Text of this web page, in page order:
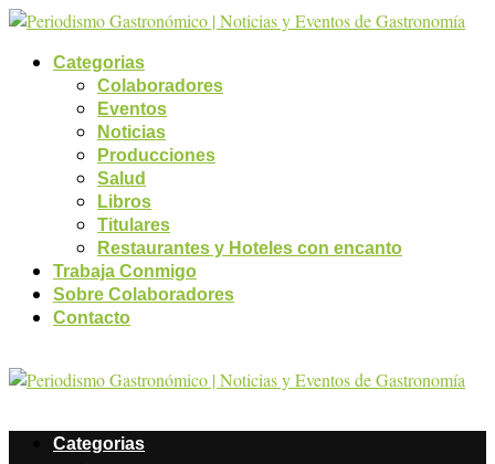
Categorias
Colaboradores
Eventos
Noticias
Producciones
Salud
Libros
Titulares
Restaurantes y Hoteles con encanto
Trabaja Conmigo
Sobre Colaboradores
Contacto
Categorias